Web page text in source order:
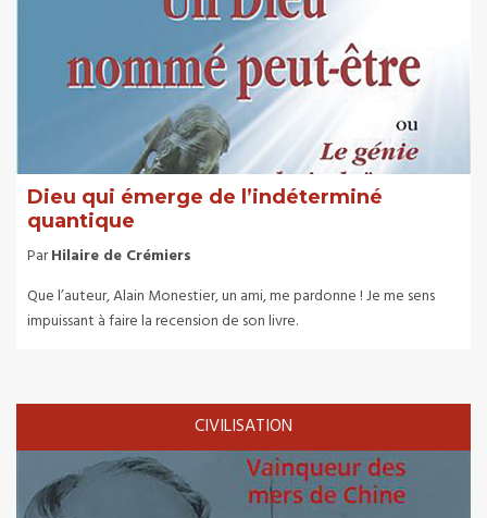
Dieu qui émerge de l’indéterminé
quantique
ParHilaire de Crémiers
Que l’auteur, Alain Monestier, un ami, me pardonne ! Je me sens
impuissant à faire la recension de son livre.
CIVILISATION